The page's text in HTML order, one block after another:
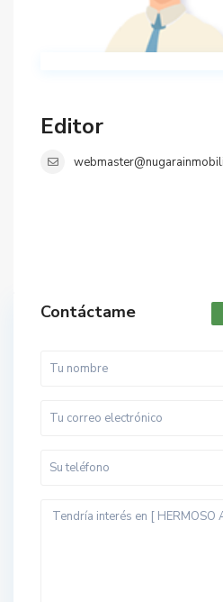
Editor
Contáctame